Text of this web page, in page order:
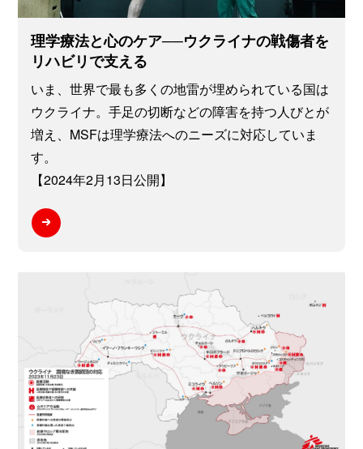
理学療法と心のケア──ウクライナの戦傷者を
リハビリで支える
いま、世界で最も多くの地雷が埋められている国は
ウクライナ。手足の切断などの障害を持つ人びとが
増え、MSFは理学療法へのニーズに対応していま
す。
【2024年2月13日公開】